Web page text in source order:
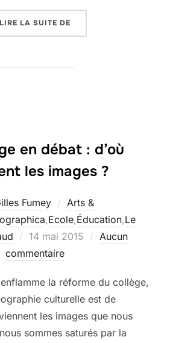
LIRE LA SUITE DE
en débat : d’où
les images ?
Fumey
Arts &
,Ecole,Éducation,Le
Publié
le
14 mai 2015
Aucun
commentaire
la réforme du collège,
culturelle est de
les images que nous
sommes saturés par la